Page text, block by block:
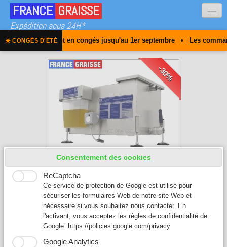
FRANCE GRAISSE
Expédition sous 24H*
Qui sommes-nous
Obligation
Nos bacs à graisse
0
-30%
☀️ CONGÉS D'ÉTÉ
est actuellement en congés jusqu'au 1er septembre • Les
Consentement des cookies
ReCaptcha
Ce service de protection de Google est utilisé pour
sécuriser les formulaires Web de notre site Web et
nécessaire si vous souhaitez nous contacter. En
l'activant, vous acceptez les règles de confidentialité de
Google: https://policies.google.com/privacy
Google Analytics